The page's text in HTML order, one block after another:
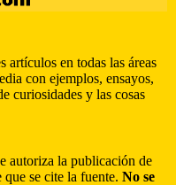
artículos en todas las áreas
con ejemplos, ensayos,
curiosidades y las cosas
autoriza la publicación de
se cite la fuente. No se